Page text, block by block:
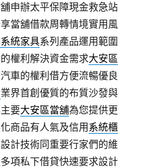
申辦太平保障現金救急站
當舖借款周轉情境實用風
統家具系列產品運用範圍
權利解決資金需求大安區
車的權利借方便流暢優良
業界首創優質的布質沙發與
要大安區當舖為您提供更
商品有人氣及信用系統櫃
計技術同重要行家們的維
項私下借貸快速要求設計